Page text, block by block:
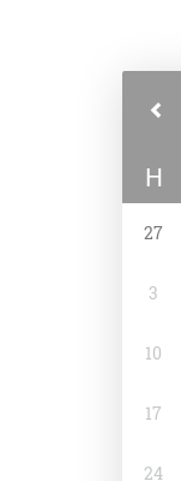
H
27
3
10
17
24